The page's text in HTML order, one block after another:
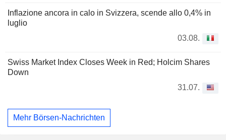
Inflazione ancora in calo in Svizzera, scende allo 0,4% in
luglio
03.08.
Swiss Market Index Closes Week in Red; Holcim Shares
Down
31.07.
Mehr Börsen-Nachrichten